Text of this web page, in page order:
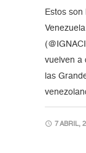
Estos
vuelven a
las
7 ABRIL,